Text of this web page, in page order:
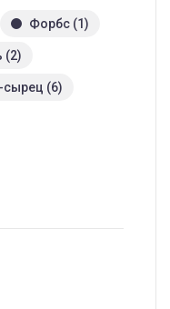
Форбс (1)
(2)
сырец (6)